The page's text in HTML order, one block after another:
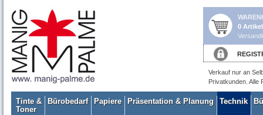
0
Verkauf nur an
Privatkunden. Alle
Tinte &
Toner
Bürobedarf Papiere Präsentation & Planung Technik